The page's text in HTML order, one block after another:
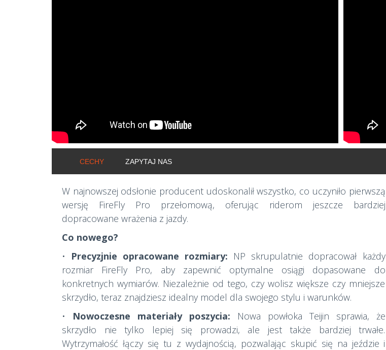
CECHY ZAPYTAJ NAS
W najnowszej odsłonie producent udoskonalił wszystko, co uczyniło pierwszą
wersję FireFly Pro przełomową, oferując riderom jeszcze bardziej
dopracowane wrażenia z jazdy.
Co nowego?
• Precyzjnie opracowane rozmiary: NP skrupulatnie dopracował każdy
rozmiar FireFly Pro, aby zapewnić optymalne osiągi dopasowane do
konkretnych wymiarów. Niezależnie od tego, czy wolisz większe czy mniejsze
skrzydło, teraz znajdziesz idealny model dla swojego stylu i warunków.
• Nowoczesne materiały poszycia: Nowa powłoka Teijin sprawia, że
skrzydło nie tylko lepiej się prowadzi, ale jest także bardziej trwałe.
Wytrzymałość łączy się tu z wydajnością, pozwalając skupić się na jeździe i